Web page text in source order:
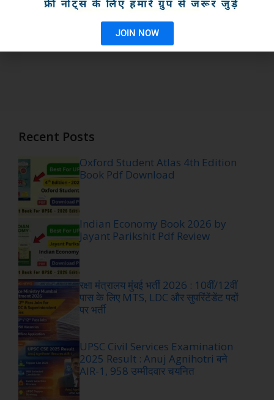
Recent Posts
Oxford Student Atlas 4th Edition
Book Pdf Download
Indian Economy Book 2026 by
Jayant Parikshit Pdf Review
रक्षा मंत्रालय मुंबई भर्ती 2026 : 10वीं/12वीं
पास के लिए MTS, LDC और सुपरिंटेंडेंट पदों
पर भर्ती
UPSC Civil Services Examination
2025 Result : Anuj Agnihotri बने
AIR-1, 958 उम्मीदवार चयनित
JOIN NOW